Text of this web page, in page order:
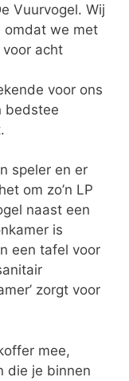
Vuurvogel. Wij
omdat we met
voor acht
voor ons
bedstee
speler en er
om zo’n LP
naast een
is
een tafel voor
zorgt voor
mee,
die je binnen